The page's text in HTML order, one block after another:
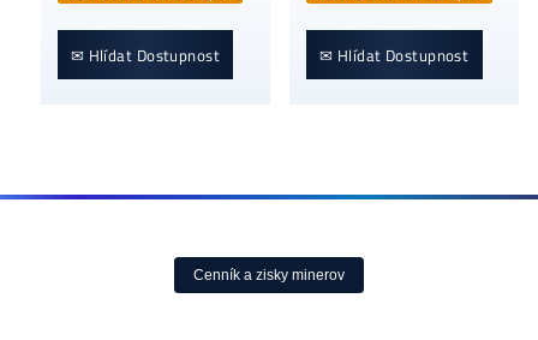
Whatsminer M78S
(472 TH/s)
Whatsminer
(500 TH/s)